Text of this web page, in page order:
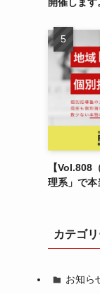
【Vol.808
理系」で本
カテゴ
お知ら